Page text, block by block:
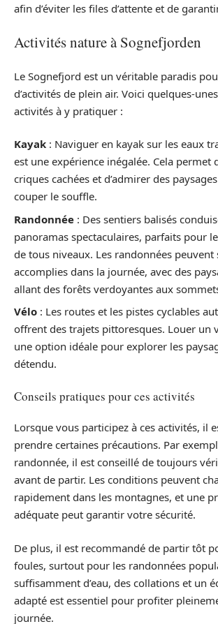
afin d’éviter les files d’attente et de
Activités nature à Sognefjorden
Le Sognefjord est un véritable paradis
d’activités de plein air. Voici quelques-
activités à y pratiquer :
Kayak : Naviguer en kayak sur les eaux
est une expérience inégalée. Cela permet
criques cachées et d’admirer des
couper le souffle.
Randonnée : Des sentiers balisés
panoramas spectaculaires, parfaits pour
de tous niveaux. Les randonnées peuvent
accomplies dans la journée, avec des
allant des forêts verdoyantes aux
Vélo : Les routes et les pistes cyclables
offrent des trajets pittoresques. Louer un
une option idéale pour explorer les
détendu.
Conseils pratiques pour ces activités
Lorsque vous participez à ces activités, il
prendre certaines précautions. Par
randonnée, il est conseillé de toujours
avant de partir. Les conditions peuvent
rapidement dans les montagnes, et une
adéquate peut garantir votre sécurité.
De plus, il est recommandé de partir tôt
foules, surtout pour les randonnées
suffisamment d’eau, des collations et un
adapté est essentiel pour profiter
journée.